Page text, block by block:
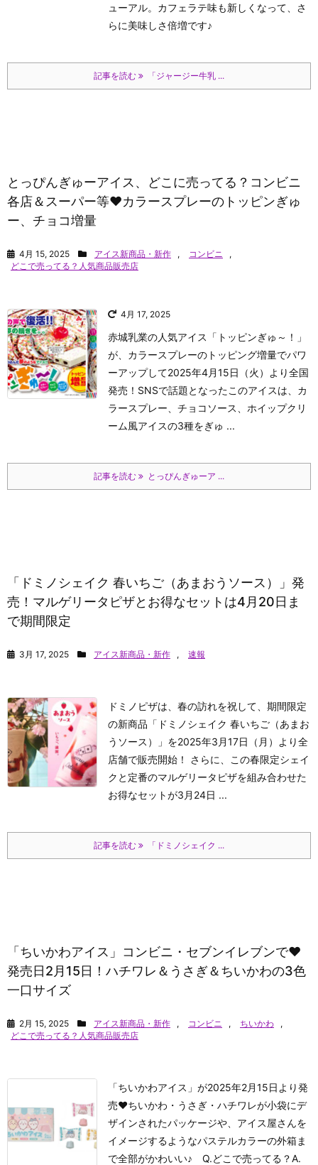
ューアル。カフェラテ味も新しくなって、さ
らに美味しさ倍増です♪
記事を読む 「ジャージー牛乳 ...
とっぴんぎゅーアイス、どこに売ってる？コンビニ
各店＆スーパー等♥カラースプレーのトッピンぎゅ
ー、チョコ増量
4月 15, 2025 アイス新商品・新作 , コンビニ
,
どこで売ってる？人気商品販売店
4月 17, 2025
赤城乳業の人気アイス「トッピンぎゅ～！」
が、カラースプレーのトッピング増量でパワ
ーアップして2025年4月15日（火）より全国
発売！​SNSで話題となったこのアイスは、カ
ラースプレー、チョコソース、ホイップクリ
ーム風アイスの3種をぎゅ ...
記事を読む とっぴんぎゅーア ...
「ドミノシェイク 春いちご（あまおうソース）」発
売！マルゲリータピザとお得なセットは4月20日ま
で期間限定
3月 17, 2025 アイス新商品・新作 , 速報
ドミノピザは、春の訪れを祝して、期間限定
の新商品「ドミノシェイク 春いちご（あまお
うソース）」を2025年3月17日（月）より全
店舗で販売開始！ さらに、この春限定シェイ
クと定番のマルゲリータピザを組み合わせた
お得なセットが3月24日 ...
記事を読む 「ドミノシェイク ...
「ちいかわアイス」コンビニ・セブンイレブンで♥
発売日2月15日！ハチワレ＆うさぎ＆ちいかわの3色
一口サイズ
2月 15, 2025 アイス新商品・新作 , コンビニ , ちいかわ
,
どこで売ってる？人気商品販売店
「ちいかわアイス」が2025年2月15日より発
売♥ちいかわ・うさぎ・ハチワレが小袋にデ
ザインされたパッケージや、アイス屋さんを
イメージするようなパステルカラーの外箱ま
で全部がかわいい♪ Q.どこで売ってる？A.